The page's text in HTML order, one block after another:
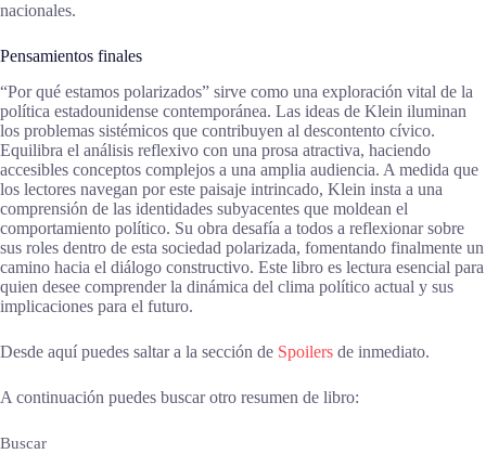
nacionales.
Pensamientos finales
“Por qué estamos polarizados” sirve como una exploración vital de la
política estadounidense contemporánea. Las ideas de Klein iluminan
los problemas sistémicos que contribuyen al descontento cívico.
Equilibra el análisis reflexivo con una prosa atractiva, haciendo
accesibles conceptos complejos a una amplia audiencia. A medida que
los lectores navegan por este paisaje intrincado, Klein insta a una
comprensión de las identidades subyacentes que moldean el
comportamiento político. Su obra desafía a todos a reflexionar sobre
sus roles dentro de esta sociedad polarizada, fomentando finalmente un
camino hacia el diálogo constructivo. Este libro es lectura esencial para
quien desee comprender la dinámica del clima político actual y sus
implicaciones para el futuro.
Desde aquí puedes saltar a la sección de Spoilers de inmediato.
A continuación puedes buscar otro resumen de libro:
Buscar